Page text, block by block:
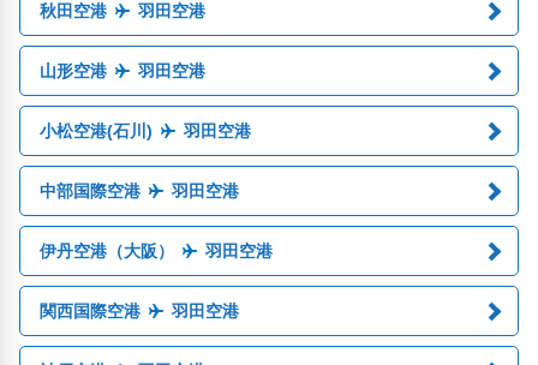
秋田空港 羽田空港
山形空港 羽田空港
小松空港(石川) 羽田空港
中部国際空港 羽田空港
伊丹空港（大阪） 羽田空港
関西国際空港 羽田空港